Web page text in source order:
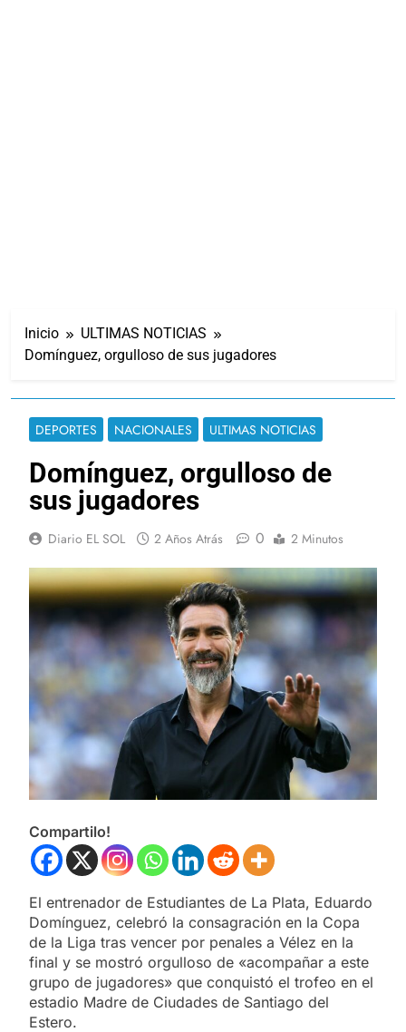
Inicio
ULTIMAS NOTICIAS
Domínguez, orgulloso de sus jugadores
DEPORTES NACIONALES ULTIMAS NOTICIAS
Domínguez, orgulloso de
sus jugadores
Diario EL SOL 2 Años Atrás 0 2 Minutos
Compartilo!
El entrenador de Estudiantes de La Plata, Eduardo
Domínguez, celebró la consagración en la Copa
de la Liga tras vencer por penales a Vélez en la
final y se mostró orgulloso de «acompañar a este
grupo de jugadores» que conquistó el trofeo en el
estadio Madre de Ciudades de Santiago del
Estero.